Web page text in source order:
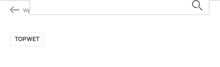
Wpusty i akcesoria
TOPWET